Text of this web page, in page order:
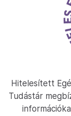
Hitelesített
Tudástár